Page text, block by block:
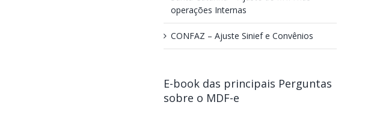
operações Internas
CONFAZ – Ajuste Sinief e Convênios
E-book das principais Perguntas
sobre o MDF-e